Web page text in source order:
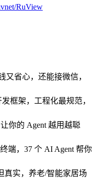
RuView
又省心，还能接微信，
框架，工程化最规范，
你的 Agent 越用越聪
端，37 个 AI Agent 帮你
真实，养老/智能家居场